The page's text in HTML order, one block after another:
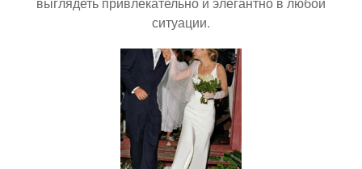
ситуации.